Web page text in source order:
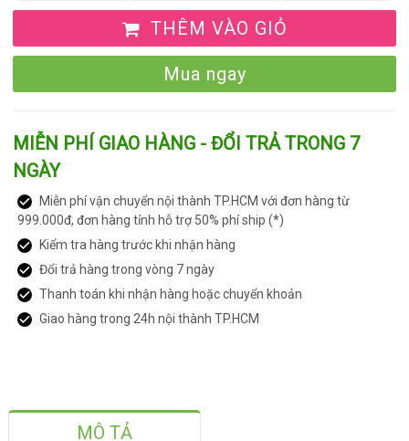
THÊM VÀO GIỎ
Mua ngay
MIỄN PHÍ GIAO HÀNG - ĐỔI TRẢ TRONG 7
NGÀY
Miễn phí vận chuyển nội thành TP.HCM với đơn hàng từ
999.000đ, đơn hàng tỉnh hỗ trợ 50% phí ship (*)
Kiểm tra hàng trước khi nhận hàng
Đổi trả hàng trong vòng 7 ngày
Thanh toán khi nhận hàng hoặc chuyển khoản
Giao hàng trong 24h nội thành TP.HCM
MÔ TẢ